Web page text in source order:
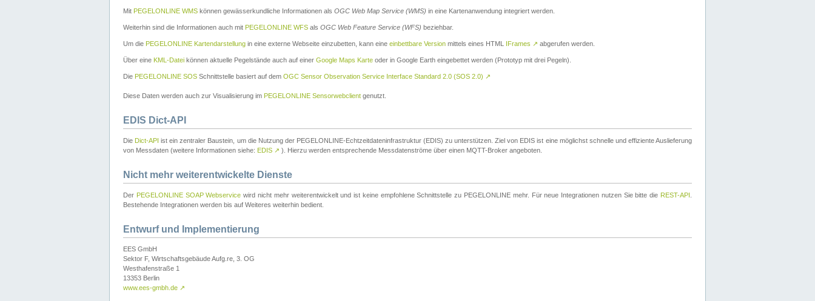
Mit PEGELONLINE WMS können gewässerkundliche Informationen als OGC Web Map Service (WMS) in eine Kartenanwendung integriert werden.
Weiterhin sind die Informationen auch mit PEGELONLINE WFS als OGC Web Feature Service (WFS) beziehbar.
Um die PEGELONLINE Kartendarstellung in eine externe Webseite einzubetten, kann eine einbettbare Version mittels eines HTML IFrames ↗ abgerufen werden.
Über eine KML-Datei können aktuelle Pegelstände auch auf einer Google Maps Karte oder in Google Earth eingebettet werden (Prototyp mit drei Pegeln).
Die PEGELONLINE SOS Schnittstelle basiert auf dem OGC Sensor Observation Service Interface Standard 2.0 (SOS 2.0) ↗
Diese Daten werden auch zur Visualisierung im PEGELONLINE Sensorwebclient genutzt.
EDIS Dict-API
Die Dict-API ist ein zentraler Baustein, um die Nutzung der PEGELONLINE-Echtzeitdateninfrastruktur (EDIS) zu unterstützen. Ziel von EDIS ist eine möglichst schnelle und effiziente Auslieferung
von Messdaten (weitere Informationen siehe: EDIS ↗ ). Hierzu werden entsprechende Messdatenströme über einen MQTT-Broker angeboten.
Nicht mehr weiterentwickelte Dienste
Der PEGELONLINE SOAP Webservice wird nicht mehr weiterentwickelt und ist keine empfohlene Schnittstelle zu PEGELONLINE mehr. Für neue Integrationen nutzen Sie bitte die REST-API
Bestehende Integrationen werden bis auf Weiteres weiterhin bedient.
Entwurf und Implementierung
EES GmbH
Sektor F, Wirtschaftsgebäude Aufg.re, 3. OG
Westhafenstraße 1
13353 Berlin
www.ees-gmbh.de ↗